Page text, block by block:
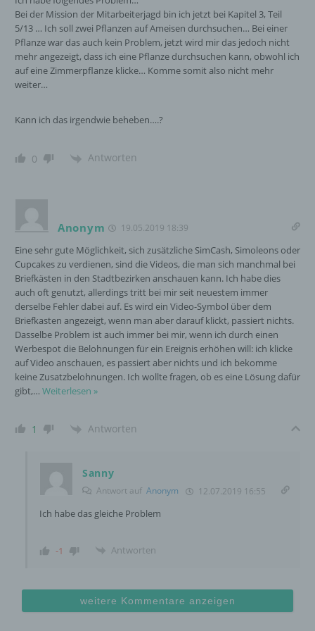
Bei der Mission der Mitarbeiterjagd bin ich jetzt bei Kapitel 3, Teil
5/13 … Ich soll zwei Pflanzen auf Ameisen durchsuchen… Bei einer
Pflanze war das auch kein Problem, jetzt wird mir das jedoch nicht
mehr angezeigt, dass ich eine Pflanze durchsuchen kann, obwohl ich
auf eine Zimmerpflanze klicke… Komme somit also nicht mehr
weiter…
Kann ich das irgendwie beheben….?
0 Antworten
Anonym 19.05.2019 18:39
Eine sehr gute Möglichkeit, sich zusätzliche SimCash, Simoleons oder
Cupcakes zu verdienen, sind die Videos, die man sich manchmal bei
Briefkästen in den Stadtbezirken anschauen kann. Ich habe dies
auch oft genutzt, allerdings tritt bei mir seit neuestem immer
derselbe Fehler dabei auf. Es wird ein Video-Symbol über dem
Briefkasten angezeigt, wenn man aber darauf klickt, passiert nichts.
Dasselbe Problem ist auch immer bei mir, wenn ich durch einen
Werbespot die Belohnungen für ein Ereignis erhöhen will: ich klicke
auf Video anschauen, es passiert aber nichts und ich bekomme
keine Zusatzbelohnungen. Ich wollte fragen, ob es eine Lösung dafür
gibt,… Weiterlesen »
1 Antworten
Sanny
Antwort auf Anonym 12.07.2019 16:55
Ich habe das gleiche Problem
-1 Antworten
weitere Kommentare anzeigen
Protokoll-Adresse (IP-Adresse), (7) der Internet-
Service-Provider des zugreifenden Systems und
(8) sonstige ähnliche Daten und Informationen, die
der Gefahrenabwehr im Falle von Angriffen auf
unsere informationstechnologischen Systeme
dienen.
Informationen ziehen wird keine Rückschlüsse auf
Internetseite korrekt auszuliefern, (2) die Inhalte
Technik unserer Internetseite zu gewährleisten
sowie (4) um Strafverfolgungsbehörden im Falle
eines Cyberangriffes die zur Strafverfolgung
notwendigen Informationen bereitzustellen. Diese
anonym erhobenen Daten und Informationen
werden durch uns daher einerseits statistisch und
ferner mit dem Ziel ausgewertet, den Datenschutz
und die Datensicherheit in unserem Unternehmen
zu erhöhen, um letztlich ein optimales
Schutzniveau für die von uns verarbeiteten
personenbezogenen Daten sicherzustellen. Die
anonymen Daten der Server-Logfiles werden
gespeichert.
Registrierung auf unserer Internetseite
Die betroffene Person hat die Möglichkeit, sich auf
der Internetseite des für die Verarbeitung
personenbezogenen Daten zu registrieren.
werden, ergibt sich aus der jeweiligen
Eingabemaske, die für die Registrierung